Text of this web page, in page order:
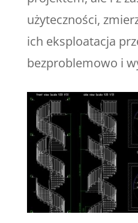
użyteczności,
ich eksploatacja
bezproblemowo i